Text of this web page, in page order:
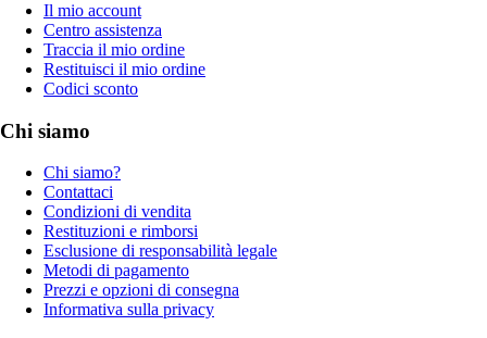
Il mio account
Centro assistenza
Traccia il mio ordine
Restituisci il mio ordine
Codici sconto
Chi siamo
Chi siamo?
Contattaci
Condizioni di vendita
Restituzioni e rimborsi
Esclusione di responsabilità legale
Metodi di pagamento
Prezzi e opzioni di consegna
Informativa sulla privacy